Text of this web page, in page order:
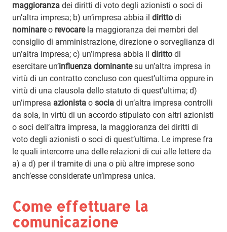
maggioranza dei diritti di voto degli azionisti o soci di
un’altra impresa; b) un’impresa abbia il diritto di
nominareo revocarela maggioranza dei membri del
consiglio di amministrazione, direzione o sorveglianza di
un’altra impresa; c) un’impresa abbia il diritto di
esercitare un’influenza dominantesu un’altra impresa in
virtù di un contratto concluso con quest’ultima oppure in
virtù di una clausola dello statuto di quest’ultima; d)
un’impresa azionista o socia di un’altra impresa controlli
da sola, in virtù di un accordo stipulato con altri azionisti
o soci dell’altra impresa, la maggioranza dei diritti di
voto degli azionisti o soci di quest’ultima. Le imprese fra
le quali intercorre una delle relazioni di cui alle lettere da
a) a d) per il tramite di una o più altre imprese sono
anch’esse considerate un’impresa unica.
Come effettuare la
comunicazione